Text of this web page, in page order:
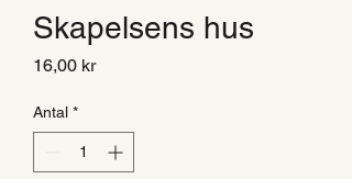
Skapelsens hus
16,00 krPris
Antal *